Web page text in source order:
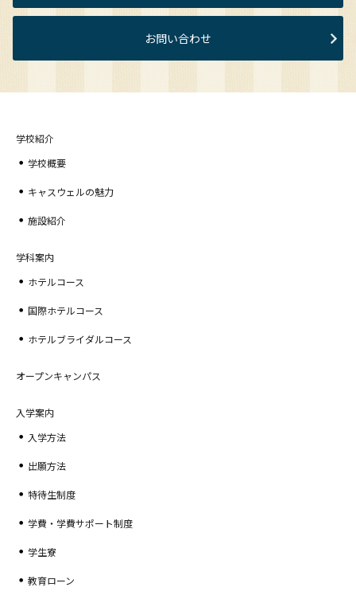
お問い合わせ
学校紹介
学校概要
キャスウェルの魅力
施設紹介
学科案内
ホテルコース
国際ホテルコース
ホテルブライダルコース
オープンキャンパス
入学案内
入学方法
出願方法
特待生制度
学費・学費サポート制度
学生寮
教育ローン